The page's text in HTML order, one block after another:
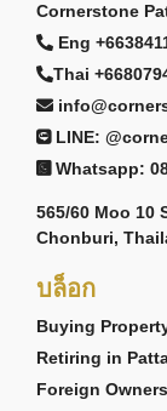
Cornerstone
Eng
Thai
LINE:
Whatsapp:
565/60 Moo 10
Chonburi,
บล็อก
Buying
Retiring in
Foreign